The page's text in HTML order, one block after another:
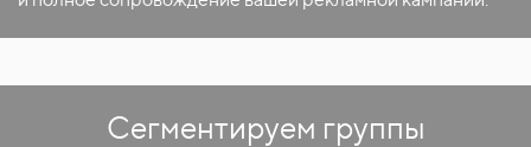
Сегментируем группы